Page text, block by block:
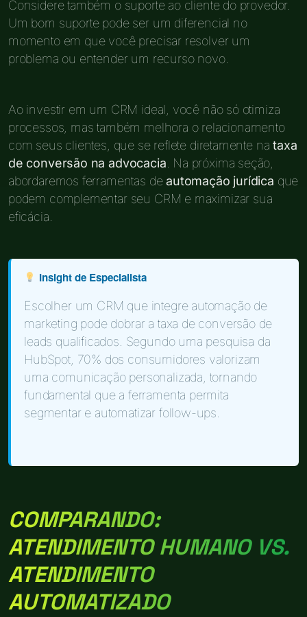
Considere também o suporte ao cliente do provedor.
Um bom suporte pode ser um diferencial no
momento em que você precisar resolver um
problema ou entender um recurso novo.
Ao investir em um CRM ideal, você não só otimiza
processos, mas também melhora o relacionamento
com seus clientes, que se reflete diretamente nataxa
de conversão na advocacia . Na próxima seção,
abordaremos ferramentas deautomação jurídica que
podem complementar seu CRM e maximizar sua
eficácia.
Insight de Especialista
Escolher um CRM que integre automação de
marketing pode dobrar a taxa de conversão de
leads qualificados. Segundo uma pesquisa da
HubSpot, 70% dos consumidores valorizam
uma comunicação personalizada, tornando
fundamental que a ferramenta permita
segmentar e automatizar follow-ups.
COMPARANDO:
ATENDIMENTO HUMANO VS.
ATENDIMENTO
AUTOMATIZADO